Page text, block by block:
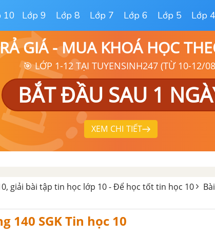
10 Lớp 9 Lớp 8 Lớp 7 Lớp 6 Lớp 5 Lớp 4
GIÁ - MUA KHOÁ HỌC
🎯 LỚP 1-12 TẠI TUYENSINH247 (TỪ 10-12/
BẮT ĐẦU SAU 1
XEM CHI TIẾT
giải bài tập tin học lớp 10 - Để học tốt tin học 10
140 SGK Tin học 10